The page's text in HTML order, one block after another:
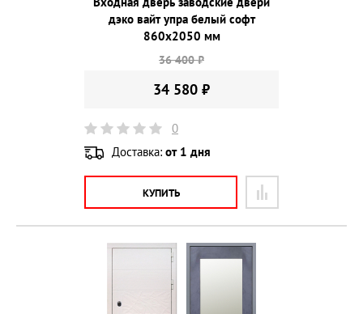
дэко вайт упра белый софт
860х2050 мм
36 400 ₽
34 580 ₽
0
Доставка: от 1 дня
КУПИТЬ